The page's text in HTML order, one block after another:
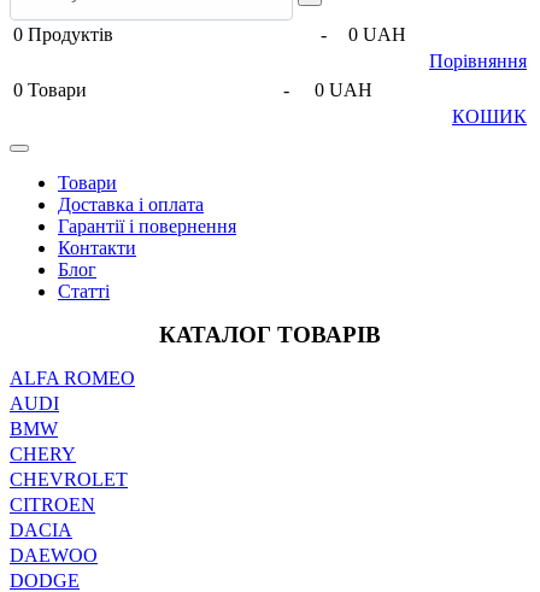
0 Продуктів -
0 UAH
Порівняння
0 Товари -
0 UAH
КОШИК
Товари
Доставка і оплата
Гарантії і повернення
Контакти
Блог
Статті
КАТАЛОГ ТОВАРІВ
ALFA ROMEO
AUDI
BMW
CHERY
CHEVROLET
CITROEN
DACIA
DAEWOO
DODGE